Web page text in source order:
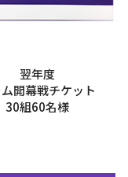
翌年度
開幕戦チケット
30組60名様